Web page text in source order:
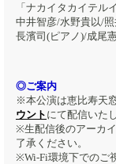
「ナカイタカイテル
中井智彦/水野貴以/
長濱司(ピアノ)/成尾
◎ご案内
※本公演は恵比寿天
ウント にて配信いた
※生配信後のアーカ
了承ください。
※Wi-Fi環境下でのご